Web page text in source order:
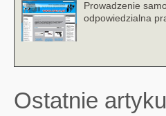
Prowadzenie
odpowiedzialna
Ostatnie